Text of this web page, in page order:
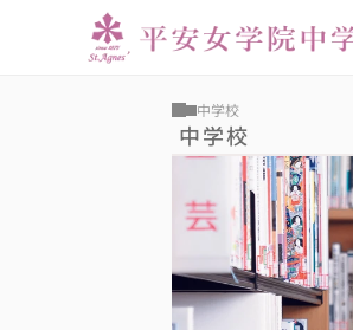
中学校
中学校